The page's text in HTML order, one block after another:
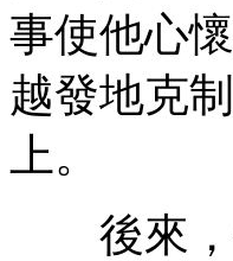
事使他心
越發地克
上。
後來，